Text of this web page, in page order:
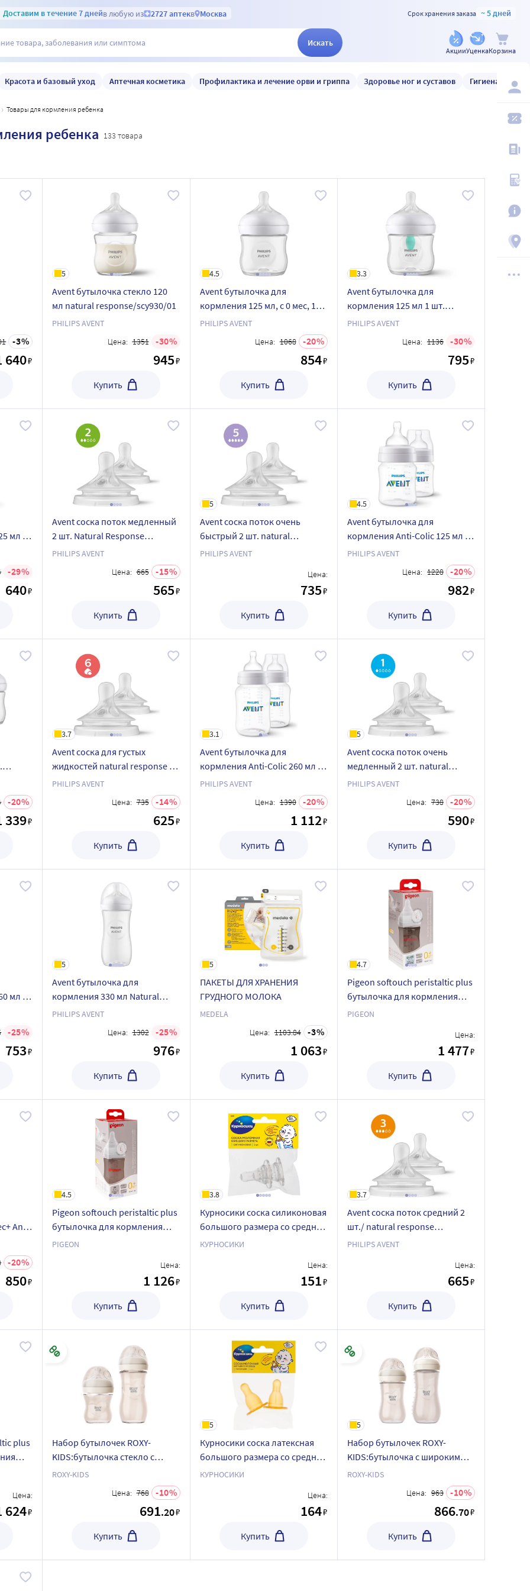
Доставим в течение 7 днейв любую из 2727 аптекв Москва Срок хранения заказа ~ 5 дней
Искать
АкцииУценкаКорзина
Красота и базовый уход Аптечная косметика Профилактика и лечение орви и гриппа Здоровье ног и суставов Гигиена и уход
товары для кормления ребенка
ребенка 133 товара
150
3
640₽
5
Avent бутылочка стекло 120
мл natural response/scy930/01
PHILIPS AVENT
Цена: 1351 30
945₽
Купить
4.5
Avent бутылочка для
кормления 125 мл, с 0 мес, 1
шт. Natural Response
PHILIPS AVENT
Цена: 1068 20
854₽
Купить
3.3
Avent бутылочка для
кормления 125 мл 1 шт.
Natural Response SCY670/01
PHILIPS AVENT
Цена: 1136 30
795₽
Купить
мл 1
29
640₽
Avent соска поток медленный
2 шт. Natural Response
SCY962/02
PHILIPS AVENT
Цена: 665 15
565₽
Купить
5
Avent соска поток очень
быстрый 2 шт. natural
response scy965/02 (scf044/27)
PHILIPS AVENT
Цена:
735₽
Купить
4.5
Avent бутылочка для
кормления Anti-Colic 125 мл 2
шт SCY100/02
PHILIPS AVENT
Цена: 1228 20
982₽
Купить
02
20
339₽
3.7
Avent соска для густых
жидкостей natural response 6+
2 шт. scy966/02
PHILIPS AVENT
Цена: 735 14
625₽
Купить
3.1
Avent бутылочка для
кормления Anti-Colic 260 мл 2
шт. SCY103/02
PHILIPS AVENT
Цена: 1390 20
1 112₽
Купить
5
Avent соска поток очень
медленный 2 шт. natural
response scy961/02
PHILIPS AVENT
Цена: 738 20
590₽
Купить
мл 1
25
753₽
5
Avent бутылочка для
кормления 330 мл Natural
Response SCY906/01
PHILIPS AVENT
Цена: 1302 25
976₽
Купить
5
ПАКЕТЫ ДЛЯ ХРАНЕНИЯ
ГРУДНОГО МОЛОКА
MEDELA
Цена: 1103.84 3
1 063₽
Купить
4.7
Pigeon softouch peristaltic plus
бутылочка для кормления
стеклянная 0+ 160 мл
PIGEON
Цена:
1 477₽
Купить
Anti-
20
850₽
4.5
Pigeon softouch peristaltic plus
бутылочка для кормления
полипропиленовая 0+ 160 мл
PIGEON
Цена:
1 126₽
Купить
3.8
Курносики соска силиконовая
большого размера со средним
отверстием средний поток 6+
КУРНОСИКИ
Цена:
151₽
Купить
3.7
Avent соска поток средний 2
шт./ natural response
scy963/02 (scf042/27)
PHILIPS AVENT
Цена:
665₽
Купить
plus
Цена:
624₽
Набор бутылочек ROXY-
KIDS:бутылочка стекло с
широким горлом
силикон.соска размер s 0+120
мл и бутылочка стекло с
силикон.соской NATURAL 240
ROXY-KIDS
Цена: 768 10
691.20₽
Купить
5
Курносики соска латексная
большого размера со средним
отверстием средний поток 6+
КУРНОСИКИ
Цена:
164₽
Купить
5
Набор бутылочек ROXY-
KIDS:бутылочка с широким
горлом силикон.соска размер
бутылочка с широким горлом
силикон.соска р. m 3+240 мл
ROXY-KIDS
Цена: 963 10
866.70₽
Купить